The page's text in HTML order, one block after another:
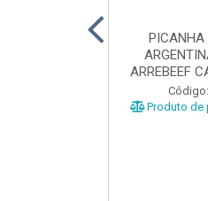
PICANHA
ARREBEEF
Produto de